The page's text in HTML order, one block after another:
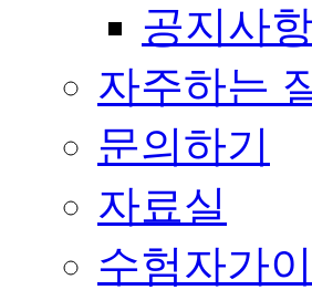
공지사항
자주하는
문의하기
자료실
수험자가